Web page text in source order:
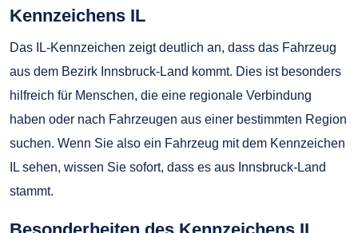
Kennzeichens IL
Das IL-Kennzeichen zeigt deutlich an, dass das Fahrzeug
aus dem Bezirk Innsbruck-Land kommt. Dies ist besonders
hilfreich für Menschen, die eine regionale Verbindung
haben oder nach Fahrzeugen aus einer bestimmten Region
suchen. Wenn Sie also ein Fahrzeug mit dem Kennzeichen
IL sehen, wissen Sie sofort, dass es aus Innsbruck-Land
stammt.